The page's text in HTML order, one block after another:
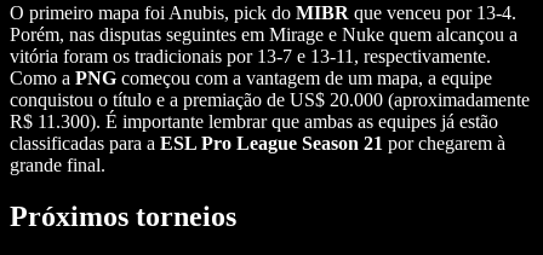
O primeiro mapa foi Anubis, pick do MIBR que venceu por 13-4.
Porém, nas disputas seguintes em Mirage e Nuke quem alcançou a
vitória foram os tradicionais por 13-7 e 13-11, respectivamente.
Como a PNG começou com a vantagem de um mapa, a equipe
conquistou o título e a premiação de US$ 20.000 (aproximadamente
R$ 11.300). É importante lembrar que ambas as equipes já estão
classificadas para a ESL Pro League Season 21 por chegarem à
grande final.
Próximos torneios